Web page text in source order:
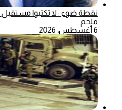
نقطة ضوء : لا تكتبوا مستقبل
ملحم
6 أغسطس، 2026